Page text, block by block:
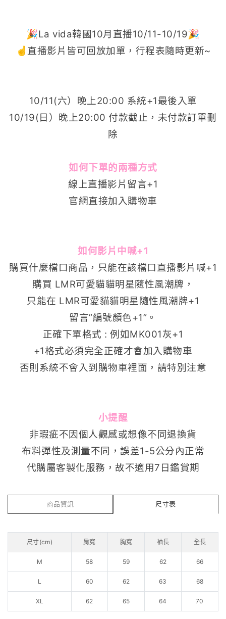
🎉La vida韓國10月直播10/11-10/19🎉
☝️直播影片皆可回放加單，行程表隨時更新~
10/11(六）晚上20:00 系統+1最後入單
10/19(日）晚上20:00 付款截止，未付款訂單刪
除
如何下單的兩種方式
線上直播影片留言+1
官網直接加入購物車
如何影片中喊+1
購買什麼檔口商品，只能在該檔口直播影片喊+1
購買 LMR可愛貓貓明星隨性風潮牌 ，
只能在 LMR可愛貓貓明星隨性風潮牌+1
留言”編號顏色+1”。
正確下單格式 : 例如MK001灰+1
+1格式必須完全正確才會加入購物車
否則系統不會入到購物車裡面，請特別注意
小提醒
非瑕疵不因個人觀感或想像不同退換貨
布料彈性及測量不同，誤差1-5公分內正常
代購屬客製化服務，故不適用7日鑑賞期
商品資訊 尺寸表
尺寸(cm) 肩寬 胸寬 袖長 全長
M 58 59 62 66
L 60 62 63 68
XL 62 65 64 70